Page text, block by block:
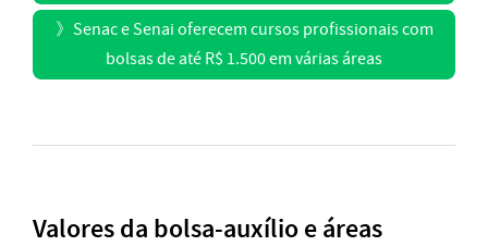
》 Senac e Senai oferecem cursos profissionais com
bolsas de até R$ 1.500 em várias áreas
Valores da bolsa-auxílio e áreas